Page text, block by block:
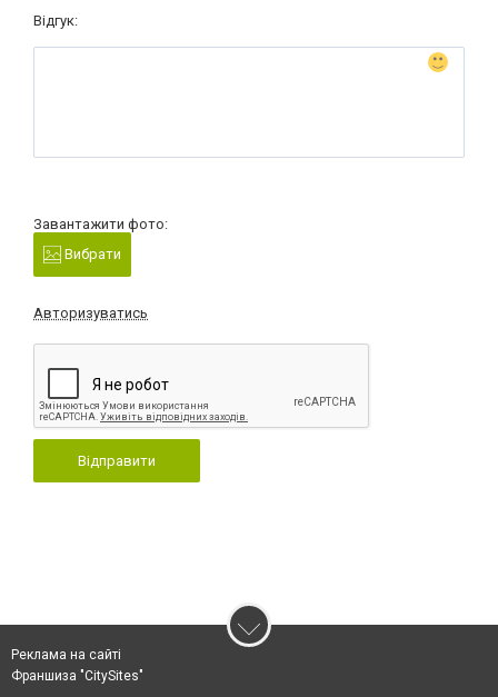
Відгук:
Завантажити фото:
Вибрати
Авторизуватись
Відправити
Реклама на сайті
Франшиза "CitySites"